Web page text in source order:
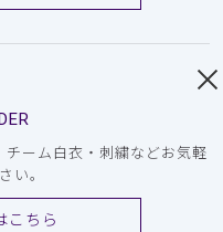
ーム白衣・刺繍などお気軽
い。
こちら